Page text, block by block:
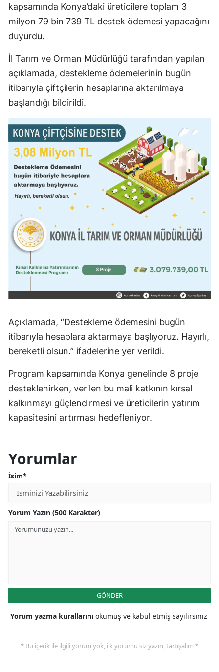
Erzincan
Gaziantep
Giresun
Hakkari
Hatay
Isparta
Mersin
İstanbul
İzmir
Kastamonu
Kayseri
Kırşehir
Kocaeli
Konya
Kütahya
Sakarya
Siirt
kapsamında Konya’daki üreticilere toplam 3
milyon 79 bin 739 TL destek ödemesi yapacağını
duyurdu.
İl Tarım ve Orman Müdürlüğü tarafından yapılan
açıklamada, destekleme ödemelerinin bugün
itibarıyla çiftçilerin hesaplarına aktarılmaya
başlandığı bildirildi.
Açıklamada, “Destekleme ödemesini bugün
itibarıyla hesaplara aktarmaya başlıyoruz. Hayırlı,
bereketli olsun.” ifadelerine yer verildi.
Program kapsamında Konya genelinde 8 proje
desteklenirken, verilen bu mali katkının kırsal
kalkınmayı güçlendirmesi ve üreticilerin yatırım
kapasitesini artırması hedefleniyor.
Yorumlar
İsim*
Yorum Yazın (500 Karakter)
GÖNDER
Yorum yazma kurallarını okumuş ve kabul etmiş sayılırsınız
* Bu içerik ile ilgili yorum yok, ilk yorumu siz yazın, tartışalım *